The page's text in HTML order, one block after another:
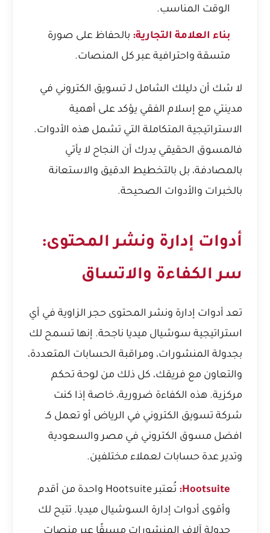
الوقت المناسب.
بناء العلامة التجارية: بالحفاظ على صورة
متسقة واحترافية عبر كل المنصات.
لا شك أن دليلك الشامل لـ تسويق الكتروني في
مدينتي مع إسلام الفقي يؤكد على أهمية
الاستراتيجية المتكاملة التي تشمل هذه الأدوات.
فالمسوق الحقيقي يدرك أن النجاح لا يأتي
بالمصادفة، بل بالتخطيط الدقيق والاستعانة
بالخبرات والأدوات الصحيحة.
أدوات إدارة ونشر المحتوى:
سر الكفاءة والاتساق
تعد أدوات إدارة ونشر المحتوى حجر الزاوية في أي
استراتيجية سوشيال ميديا ناجحة. إنها تسمح لك
بجدولة المنشورات، ومراقبة الحسابات المتعددة،
والتعاون مع فريقك، كل ذلك من لوحة تحكم
مركزية. هذه الكفاءة ضرورية، خاصة إذا كنت
شركة تسويق الكتروني في الرياض أو تعمل كـ
افضل مسوق الكتروني في مصر والسعودية
وتدير عدة حسابات لعملاء مختلفين.
Hootsuite:
تُعتبر Hootsuite واحدة من أقدم
وأقوى أدوات إدارة السوشيال ميديا. تتيح لك